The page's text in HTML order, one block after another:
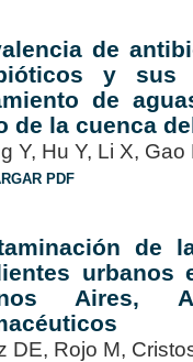
de
y sus
de
de la cuenca
Y, Hu Y, Li X,
PDF
de
urbanos
Aires,
DE, Rojo M,